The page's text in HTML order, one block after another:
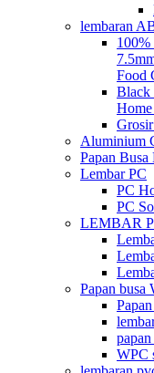
lembaran
Food
Black
Aluminium
Papan Busa
Lembar PC
PC
PC
LEMBAR
Papan busa
WPC